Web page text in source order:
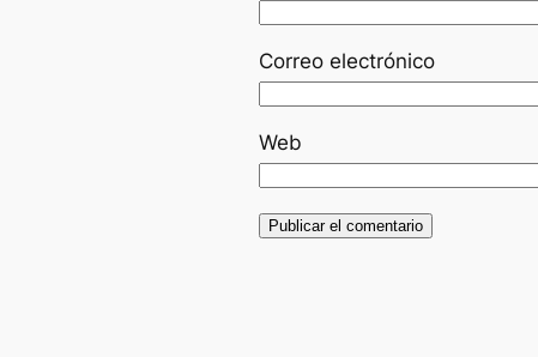
Correo electrónico
Web